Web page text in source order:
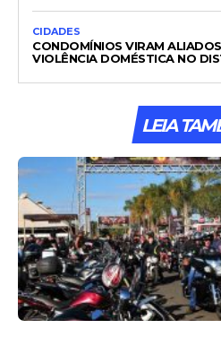
CIDADES
CONDOMÍNIOS VIRAM
VIOLÊNCIA DOMÉSTICA NO
LEIA